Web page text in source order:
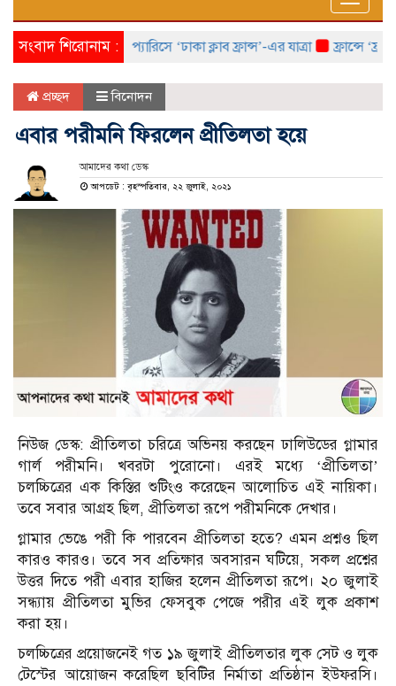
সংবাদ শিরোনাম :প্যারিসে ‘ঢাকা ক্লাব ফ্রান্স’-এর যাত্রা ফ্রান্সে
প্রচ্ছদ বিনোদন
এবার পরীমনি ফিরলেন প্রীতিলতা হয়ে
আমাদের কথা ডেস্ক
আপডেট : বৃহস্পতিবার, ২২ জুলাই, ২০২১
নিউজ ডেস্ক: প্রীতিলতা চরিত্রে অভিনয় করছেন ঢালিউডের গ্লামার
গার্ল পরীমনি। খবরটা পুরোনো। এরই মধ্যে ‘প্রীতিলতা’
চলচ্চিত্রের এক কিস্তির শুটিংও করেছেন আলোচিত এই নায়িকা।
তবে সবার আগ্রহ ছিল, প্রীতিলতা রূপে পরীমনিকে দেখার।
গ্লামার ভেঙে পরী কি পারবেন প্রীতিলতা হতে? এমন প্রশ্নও ছিল
কারও কারও। তবে সব প্রতিক্ষার অবসারন ঘটিয়ে, সকল প্রশ্নের
উত্তর দিতে পরী এবার হাজির হলেন প্রীতিলতা রূপে। ২০ জুলাই
সন্ধ্যায় প্রীতিলতা মুভির ফেসবুক পেজে পরীর এই লুক প্রকাশ
করা হয়।
চলচ্চিত্রের প্রয়োজনেই গত ১৯ জুলাই প্রীতিলতার লুক সেট ও লুক
টেস্টের আয়োজন করেছিল ছবিটির নির্মাতা প্রতিষ্ঠান ইউফরসি।